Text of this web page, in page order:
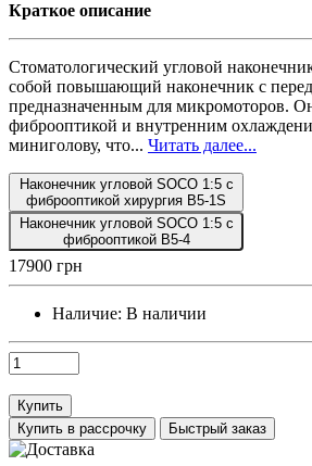
Краткое описание
Стоматологический угловой
собой повышающий наконечник с
предназначенным для микромоторов.
фиброоптикой и внутренним
миниголову, что... Читать далее...
Наконечник угловой SOCO 1:5 с
фиброоптикой хирургия B5-1S
Наконечник угловой SOCO 1:5 с
фиброоптикой B5-4
17900 грн
Наличие: В наличии
Купить
Купить в рассрочку
Быстрый заказ